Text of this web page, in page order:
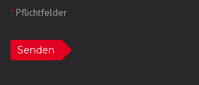
*Pflichtfelder
Senden